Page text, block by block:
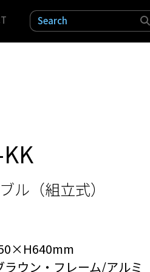
検索
ル（組立式）
ウン・フレーム/アルミ